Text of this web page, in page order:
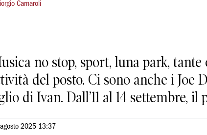
Carnaroli
no stop, sport, luna park,
del posto. Ci sono anche i
di Ivan. Dall’11 al 14 settembre, il
2025 13:37